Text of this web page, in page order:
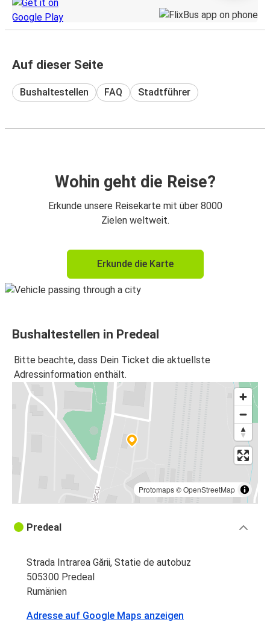
Auf dieser Seite
Bushaltestellen FAQ Stadtführer
Wohin geht die Reise?
Erkunde unsere Reisekarte mit über 8000
Zielen weltweit.
Erkunde die Karte
Bushaltestellen in Predeal
Bitte beachte, dass Dein Ticket die aktuellste
Adressinformation enthält.
Protomaps©OpenStreetMap
Predeal
Strada Intrarea Gării, Statie de autobuz
505300 Predeal
Rumänien
Adresse auf Google Maps anzeigen